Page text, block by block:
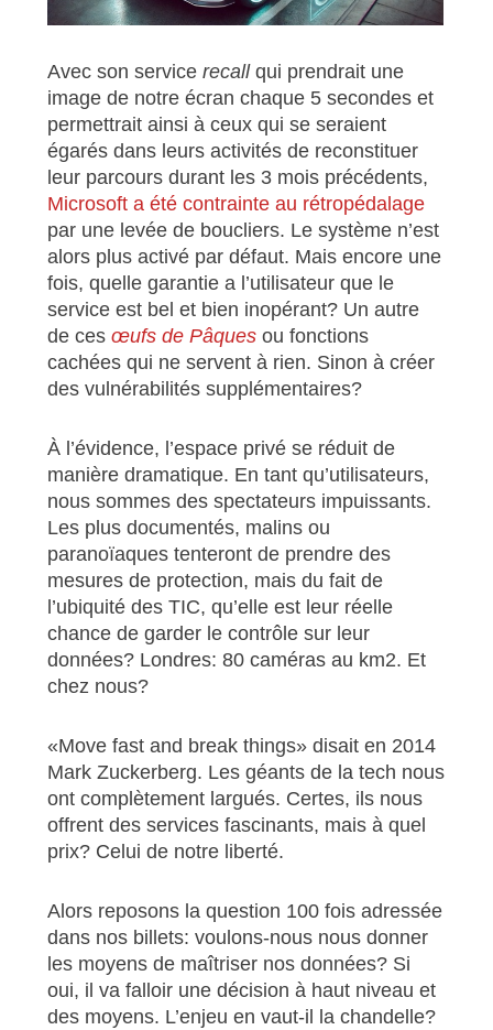
Avec son service recallqui prendrait une
image de notre écran chaque 5 secondes et
permettrait ainsi à ceux qui se seraient
égarés dans leurs activités de reconstituer
leur parcours durant les 3 mois précédents,
Microsoft a été contrainte au rétropédalage
par une levée de boucliers. Le système n’est
alors plus activé par défaut. Mais encore une
fois, quelle garantie a l’utilisateur que le
service est bel et bien inopérant? Un autre
de ces œufs de Pâquesou fonctions
cachées qui ne servent à rien. Sinon à créer
des vulnérabilités supplémentaires?
À l’évidence, l’espace privé se réduit de
manière dramatique. En tant qu’utilisateurs,
nous sommes des spectateurs impuissants.
Les plus documentés, malins ou
paranoïaques tenteront de prendre des
mesures de protection, mais du fait de
l’ubiquité des TIC, qu’elle est leur réelle
chance de garder le contrôle sur leur
données? Londres: 80 caméras au km2. Et
chez nous?
«Move fast and break things» disait en 2014
Mark Zuckerberg. Les géants de la tech nous
ont complètement largués. Certes, ils nous
offrent des services fascinants, mais à quel
prix? Celui de notre liberté.
Alors reposons la question 100 fois adressée
dans nos billets: voulons-nous nous donner
les moyens de maîtriser nos données? Si
oui, il va falloir une décision à haut niveau et
des moyens. L’enjeu en vaut-il la chandelle?